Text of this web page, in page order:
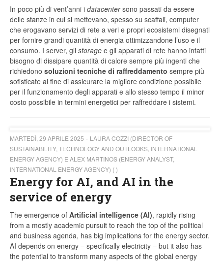
In poco più di vent’anni i datacentersono passati da essere
delle stanze in cui si mettevano, spesso su scaffali, computer
che erogavano servizi di rete a veri e propri ecosistemi disegnati
per fornire grandi quantità di energia ottimizzandone l’uso e il
consumo. I server, gli storage e gli apparati di rete hanno infatti
bisogno di dissipare quantità di calore sempre più ingenti che
richiedono soluzioni tecniche di raffreddamento sempre più
sofisticate al fine di assicurare la migliore condizione possibile
per il funzionamento degli apparati e allo stesso tempo il minor
costo possibile in termini energetici per raffreddare i sistemi.
MARTEDÌ, 29 APRILE 2025
LAURA COZZI (DIRECTOR OF
SUSTAINABILITY, TECHNOLOGY AND OUTLOOKS, INTERNATIONAL
ENERGY AGENCY) E ALEX MARTINOS (ENERGY ANALYST,
INTERNATIONAL ENERGY AGENCY) ( )
Energy for AI, and AI in the
service of energy
The emergence of Artificial intelligence (AI), rapidly rising
from a mostly academic pursuit to reach the top of the political
and business agenda, has big implications for the energy sector.
AI depends on energy – specifically electricity – but it also has
the potential to transform many aspects of the global energy